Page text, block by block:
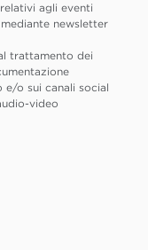
agli eventi
newsletter
trattamento dei
e/o sui canali social
video